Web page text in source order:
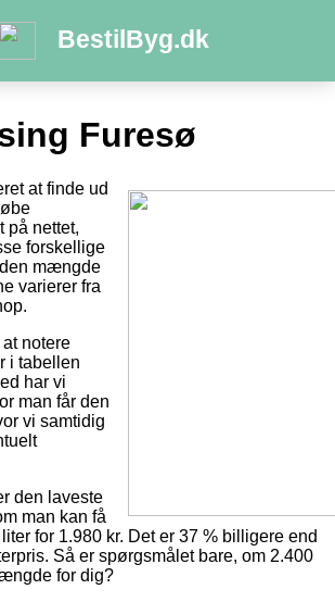
BestilByg.dk
Furesø
at finde ud
på nettet,
forskellige
mængde
varierer fra
notere
i tabellen
har vi
man får den
vi samtidig
den laveste
man kan få
for 1.980 kr. Det er 37 % billigere end
Så er spørgsmålet bare, om 2.400
for dig?